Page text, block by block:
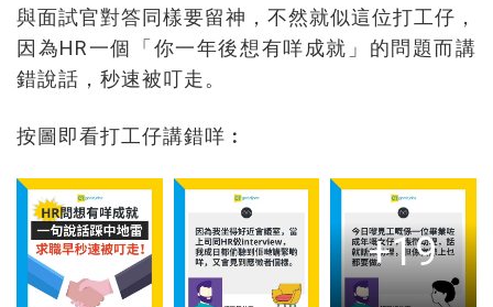
與面試官對答同樣要留神，不然就似這位打工仔，
因為HR一個「你一年後想有咩成就」的問題而講
錯說話，秒速被叮走。
按圖即看打工仔講錯咩︰
+19